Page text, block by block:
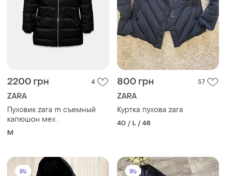
2200 грн 4
ZARA
Пуховик zara m съемный
капюшон мех .
M
800 грн 57
ZARA
Куртка пухова zara
40 / L / 48